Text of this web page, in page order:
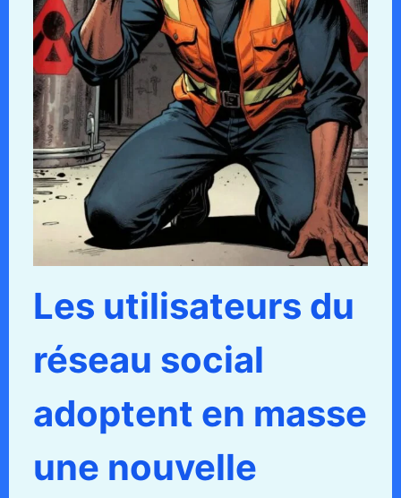
Les utilisateurs du
réseau social
adoptent en masse
une nouvelle